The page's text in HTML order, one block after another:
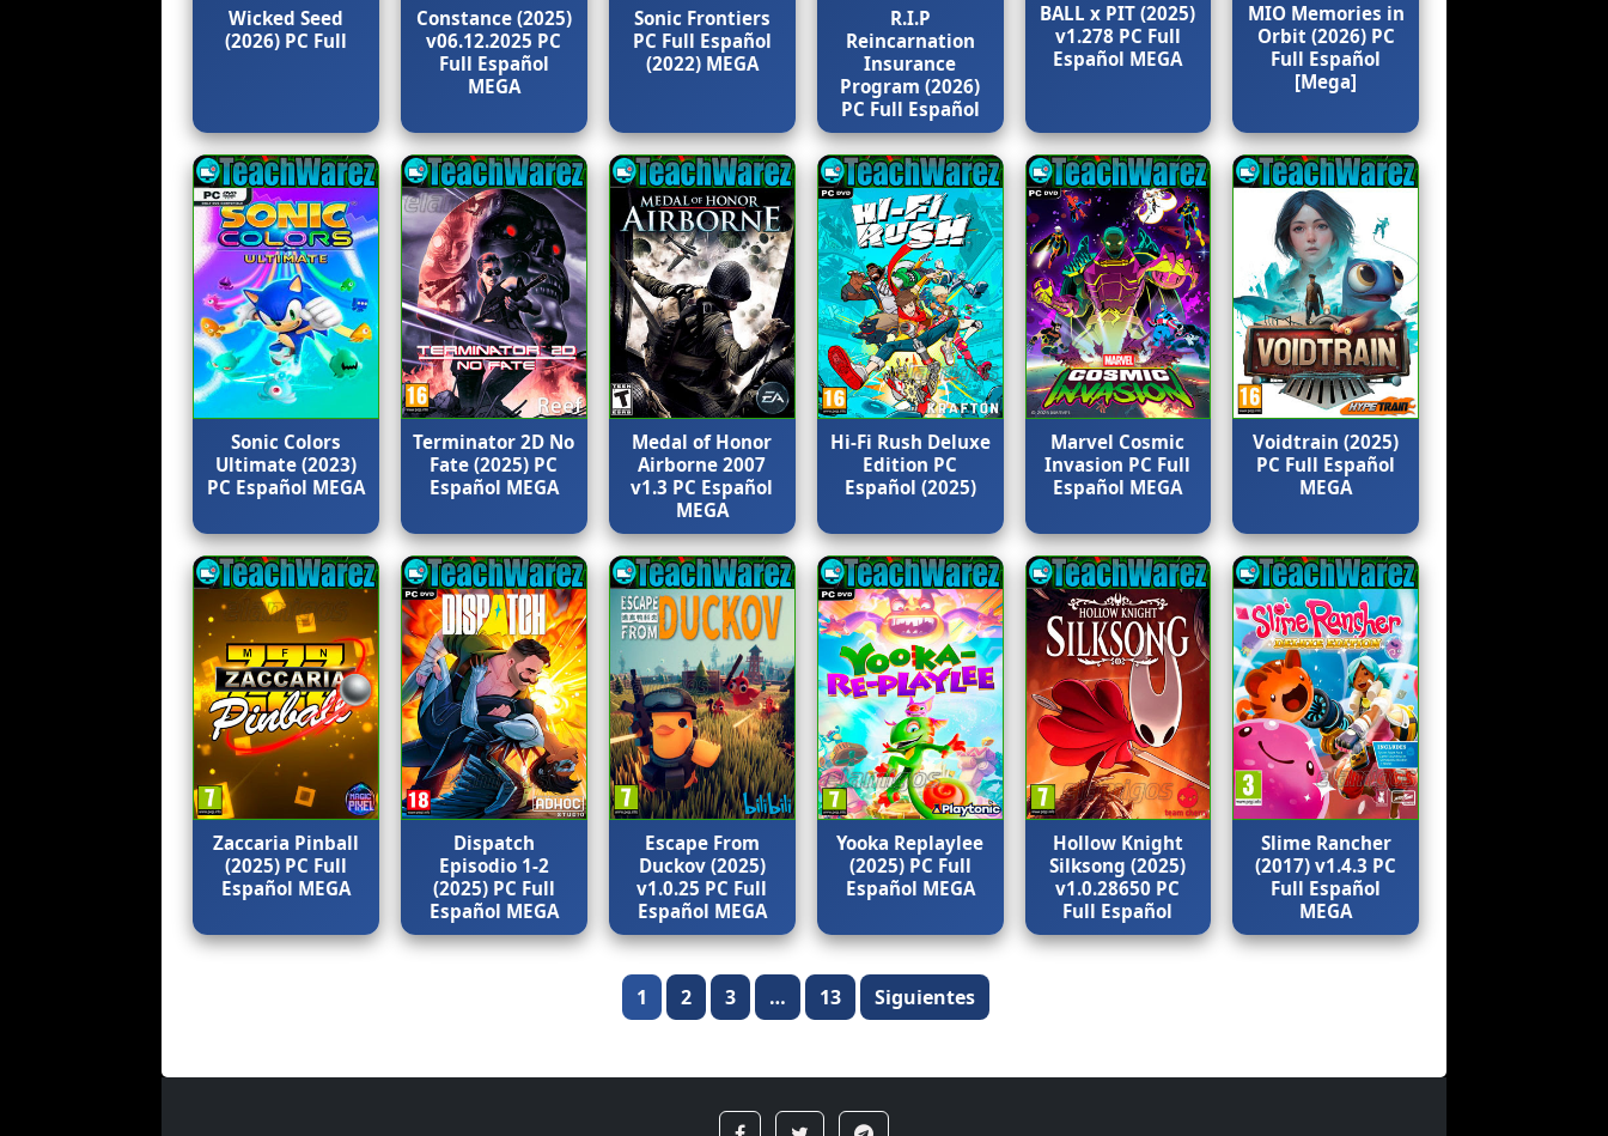
Wicked Seed
(2026) PC Full
Constance (2025)
v06.12.2025 PC
Full Español
MEGA
Sonic Frontiers
PC Full Español
(2022) MEGA
R.I.P
Reincarnation
Insurance
Program (2026)
PC Full Español
BALL x PIT (2025)
v1.278 PC Full
Español MEGA
MIO Memories in
Orbit (2026) PC
Full Español
[Mega]
Sonic Colors
Ultimate (2023)
PC Español MEGA
Terminator 2D No
Fate (2025) PC
Español MEGA
Medal of Honor
Airborne 2007
v1.3 PC Español
MEGA
Hi-Fi Rush Deluxe
Edition PC
Español (2025)
Marvel Cosmic
Invasion PC Full
Español MEGA
Voidtrain (2025)
PC Full Español
MEGA
Zaccaria Pinball
(2025) PC Full
Español MEGA
Dispatch
Episodio 1-2
(2025) PC Full
Español MEGA
Escape From
Duckov (2025)
v1.0.25 PC Full
Español MEGA
Yooka Replaylee
(2025) PC Full
Español MEGA
Hollow Knight
Silksong (2025)
v1.0.28650 PC
Full Español
Slime Rancher
(2017) v1.4.3 PC
Full Español
MEGA
Paginación
entradas
1 2 3 … 13 Siguientes